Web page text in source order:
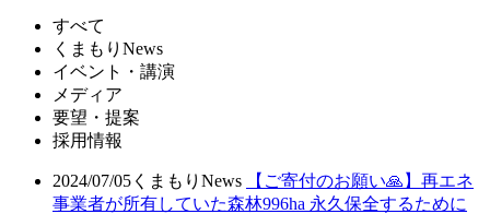
すべて
くまもりNews
イベント・講演
メディア
要望・提案
採用情報
2024/07/05 くまもりNews
【ご寄付のお願い🙏】再エネ
事業者が所有していた森林996ha 永久保全するために